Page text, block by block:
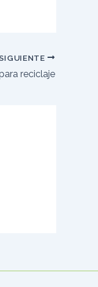
SIGUIENTE
reciclaje